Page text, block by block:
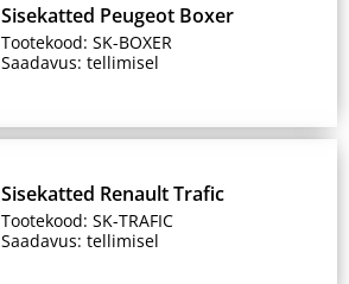
Sisekatted Peugeot Boxer
Tootekood: SK-BOXER
Saadavus: tellimisel
Sisekatted Renault Trafic
Tootekood: SK-TRAFIC
Saadavus: tellimisel